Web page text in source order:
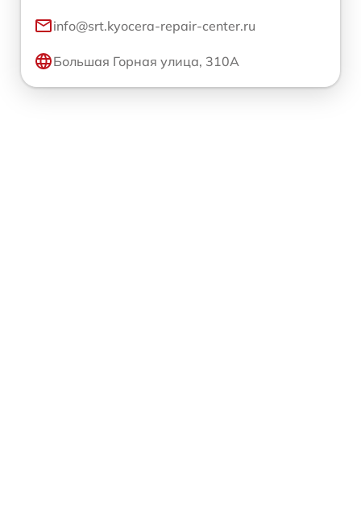
info@srt.kyocera-repair-center.ru
Большая Горная улица, 310А